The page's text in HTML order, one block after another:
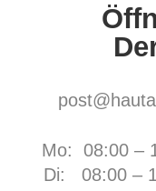
Mo: 08:00 –
Di: 08:00 –